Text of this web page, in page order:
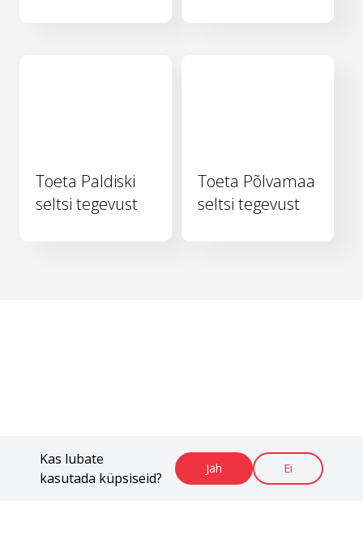
Kas lubate
kasutada küpsiseid?
Jah Ei
Toeta Paldiski
seltsi tegevust
Toeta Põlvamaa
seltsi tegevust